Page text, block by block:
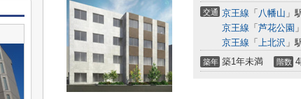
交通 京王線 「 八幡山 」
京王線 「 芦花公園
京王線 「 上北沢 」
築年 築1年未満 階数